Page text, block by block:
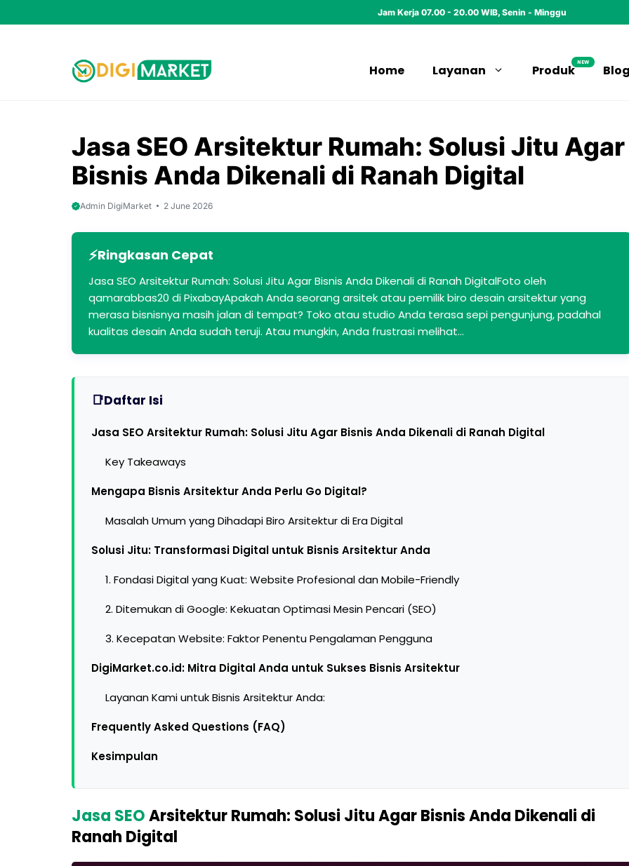
to
Jam Kerja 07.00 - 20.00 WIB, Senin - Minggu
Home Layanan Produk
NEW
Jasa SEO Arsitektur Rumah: Solusi Jitu Agar
Bisnis Anda Dikenali di Ranah Digital
Admin DigiMarket 2 June 2026
Ringkasan Cepat
Jasa SEO Arsitektur Rumah: Solusi Jitu Agar Bisnis Anda Dikenali di Ranah DigitalFoto oleh
qamarabbas20 di PixabayApakah Anda seorang arsitek atau pemilik biro desain arsitektur yang
merasa bisnisnya masih jalan di tempat? Toko atau studio Anda terasa sepi pengunjung, padahal
kualitas desain Anda sudah teruji. Atau mungkin, Anda frustrasi melihat…
Daftar Isi
Jasa SEO Arsitektur Rumah: Solusi Jitu Agar Bisnis Anda Dikenali di Ranah Digital
Key Takeaways
Mengapa Bisnis Arsitektur Anda Perlu Go Digital?
Masalah Umum yang Dihadapi Biro Arsitektur di Era Digital
Solusi Jitu: Transformasi Digital untuk Bisnis Arsitektur Anda
1. Fondasi Digital yang Kuat: Website Profesional dan Mobile-Friendly
2. Ditemukan di Google: Kekuatan Optimasi Mesin Pencari (SEO)
3. Kecepatan Website: Faktor Penentu Pengalaman Pengguna
DigiMarket.co.id: Mitra Digital Anda untuk Sukses Bisnis Arsitektur
Layanan Kami untuk Bisnis Arsitektur Anda:
Frequently Asked Questions (FAQ)
Kesimpulan
Jasa SEOArsitektur Rumah: Solusi Jitu Agar Bisnis Anda Dikenali di
Ranah Digital